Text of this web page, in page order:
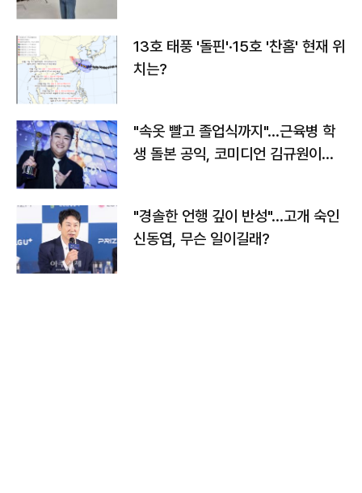
13호 태풍 '돌핀'·15호 '찬홈' 현재 위
치는?
"속옷 빨고 졸업식까지"…근육병 학
생 돌본 공익, 코미디언 김규원이었
"경솔한 언행 깊이 반성"…고개 숙인
신동엽, 무슨 일이길래?